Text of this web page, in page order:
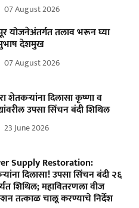
07 August 2026
योजनेअंतर्गत तलाव भरून घ्या
देशमुख
07 August 2026
शेतकऱ्यांना दिलासा कृष्णा व
उपसा सिंचन बंदी शिथिल
23 June 2026
Supply Restoration:
दिलासा! उपसा सिंचन बंदी २६
शिथिल; महावितरणला वीज
तत्काळ चालू करण्याचे निर्देश